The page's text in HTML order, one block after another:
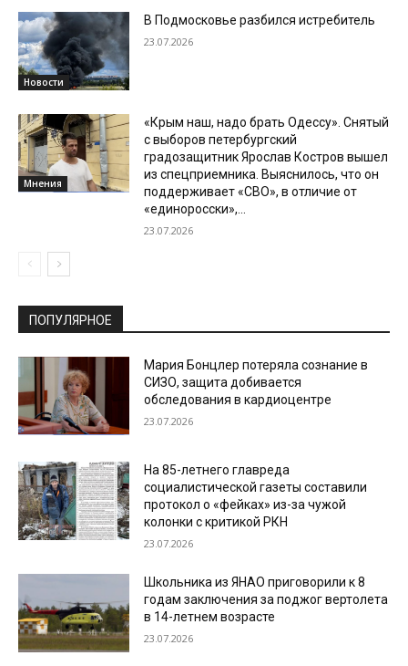
Новости
В Подмосковье разбился истребитель
23.07.2026
Мнения
«Крым наш, надо брать Одессу». Снятый
с выборов петербургский
градозащитник Ярослав Костров вышел
из спецприемника. Выяснилось, что он
поддерживает «СВО», в отличие от
«единоросски»,...
23.07.2026
ПОПУЛЯРНОЕ
Мария Бонцлер потеряла сознание в
СИЗО, защита добивается
обследования в кардиоцентре
23.07.2026
На 85-летнего главреда
социалистической газеты составили
протокол о «фейках» из-за чужой
колонки с критикой РКН
23.07.2026
Школьника из ЯНАО приговорили к 8
годам заключения за поджог вертолета
в 14-летнем возрасте
23.07.2026